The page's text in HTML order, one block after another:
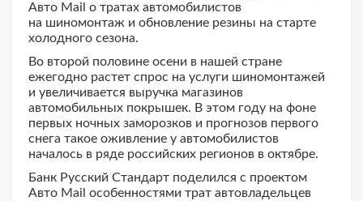
Авто Mail о тратах автомобилистов
на шиномонтаж и обновление резины на старте
холодного сезона.
Во второй половине осени в нашей стране
ежегодно растет спрос на услуги шиномонтажей
и увеличивается выручка магазинов
автомобильных покрышек. В этом году на фоне
первых ночных заморозков и прогнозов первого
снега такое оживление у автомобилистов
началось в ряде российских регионов в октябре.
Банк Русский Стандарт поделился с проектом
Авто Mail особенностями трат автовладельцев